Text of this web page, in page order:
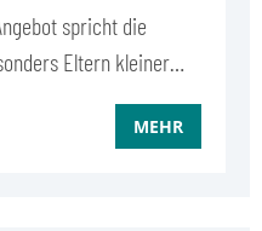
spricht die
Eltern kleiner…
MEHR